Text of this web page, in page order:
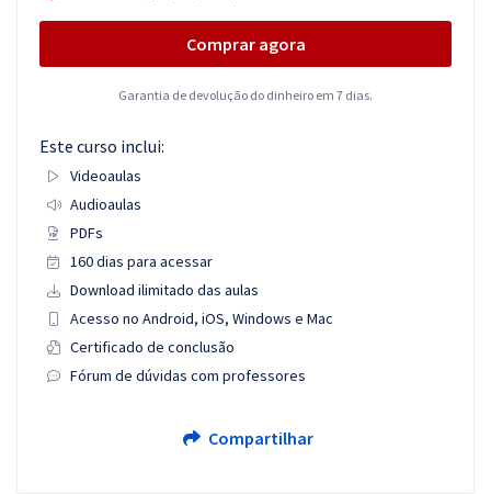
Comprar agora
Garantia de devolução do dinheiro em 7 dias.
Este curso inclui:
Videoaulas
Audioaulas
PDFs
160 dias para acessar
Download ilimitado das aulas
Acesso no Android, iOS, Windows e Mac
Certificado de conclusão
Fórum de dúvidas com professores
Compartilhar